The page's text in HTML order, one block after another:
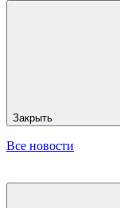
Закрыть
Все новости